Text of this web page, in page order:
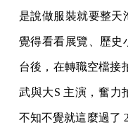
是說做服裝就要整天
覺得看看展覽、歷史
台後，在轉職空檔接
武與大S 主演，奮力
不知不覺就這麼過了